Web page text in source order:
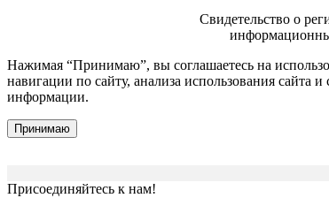
Свидетельство о
Нажимая “Принимаю”, вы соглашаетесь на
навигации по сайту, анализа использования
информации.
Принимаю
Присоединяйтесь к нам!